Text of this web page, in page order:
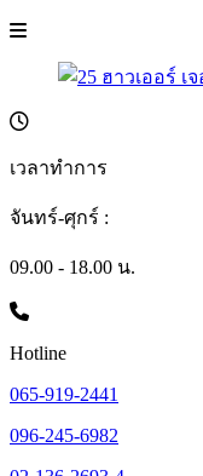
เวลาทำการ
จันทร์-ศุกร์ :
09.00 - 18.00 น.
Hotline
065-919-2441
096-245-6982